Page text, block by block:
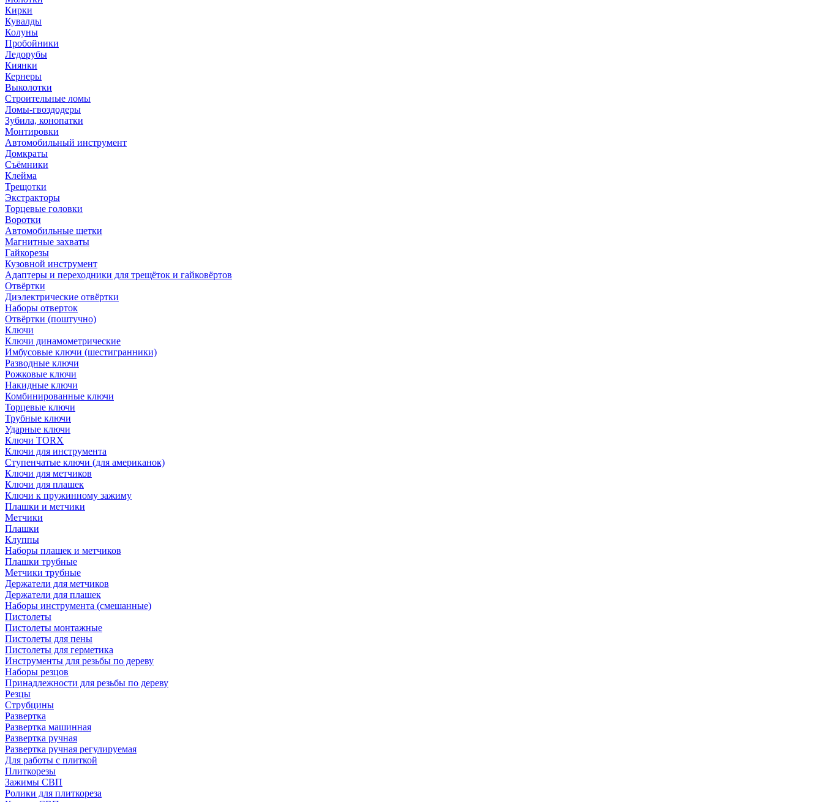
Кирки
Кувалды
Колуны
Пробойники
Ледорубы
Киянки
Кернеры
Выколотки
Строительные ломы
Ломы-гвоздодеры
Зубила, конопатки
Монтировки
Автомобильный инструмент
Домкраты
Съёмники
Клейма
Трещотки
Экстракторы
Торцевые головки
Воротки
Автомобильные щетки
Магнитные захваты
Гайкорезы
Кузовной инструмент
Адаптеры и переходники для трещёток и гайковёртов
Отвёртки
Диэлектрические отвёртки
Наборы отверток
Отвёртки (поштучно)
Ключи
Ключи динамометрические
Имбусовые ключи (шестигранники)
Разводные ключи
Рожковые ключи
Накидные ключи
Комбинированные ключи
Торцевые ключи
Трубные ключи
Ударные ключи
Ключи TORX
Ключи для инструмента
Ступенчатые ключи (для американок)
Ключи для метчиков
Ключи для плашек
Ключи к пружинному зажиму
Плашки и метчики
Метчики
Плашки
Клуппы
Наборы плашек и метчиков
Плашки трубные
Метчики трубные
Держатели для метчиков
Держатели для плашек
Наборы инструмента (смешанные)
Пистолеты
Пистолеты монтажные
Пистолеты для пены
Пистолеты для герметика
Инструменты для резьбы по дереву
Наборы резцов
Принадлежности для резьбы по дереву
Резцы
Струбцины
Развертка
Развертка машинная
Развертка ручная
Развертка ручная регулируемая
Для работы с плиткой
Плиткорезы
Зажимы СВП
Ролики для плиткореза